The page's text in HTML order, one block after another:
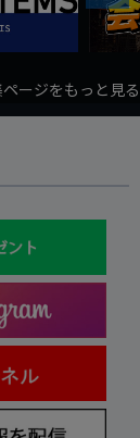
ージをもっと見る